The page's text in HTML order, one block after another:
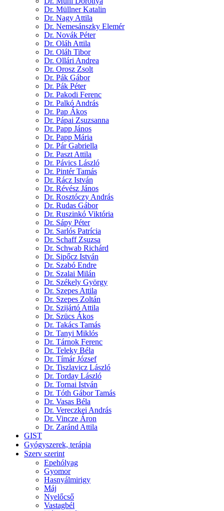
Dr. Müllner Katalin
Dr. Nagy Attila
Dr. Nemesánszky Elemér
Dr. Novák Péter
Dr. Oláh Attila
Dr. Oláh Tibor
Dr. Ollári Andrea
Dr. Orosz Zsolt
Dr. Pák Gábor
Dr. Pák Péter
Dr. Pakodi Ferenc
Dr. Palkó András
Dr. Pap Ákos
Dr. Pápai Zsuzsanna
Dr. Papp János
Dr. Papp Mária
Dr. Pár Gabriella
Dr. Paszt Attila
Dr. Pávics László
Dr. Pintér Tamás
Dr. Rácz István
Dr. Révész János
Dr. Rosztóczy András
Dr. Rudas Gábor
Dr. Ruszinkó Viktória
Dr. Sápy Péter
Dr. Sarlós Patrícia
Dr. Schaff Zsuzsa
Dr. Schwab Richárd
Dr. Sipőcz István
Dr. Szabó Endre
Dr. Szalai Milán
Dr. Székely György
Dr. Szepes Attila
Dr. Szepes Zoltán
Dr. Szijártó Attila
Dr. Szücs Ákos
Dr. Takács Tamás
Dr. Tanyi Miklós
Dr. Tárnok Ferenc
Dr. Teleky Béla
Dr. Tímár József
Dr. Tiszlavicz László
Dr. Torday László
Dr. Tornai István
Dr. Tóth Gábor Tamás
Dr. Vasas Béla
Dr. Vereczkei András
Dr. Vincze Áron
Dr. Zaránd Attila
GIST
Gyógyszerek, terápia
Szerv szerint
Epehólyag
Gyomor
Hasnyálmirigy
Máj
Nyelőcső
Vastagbél